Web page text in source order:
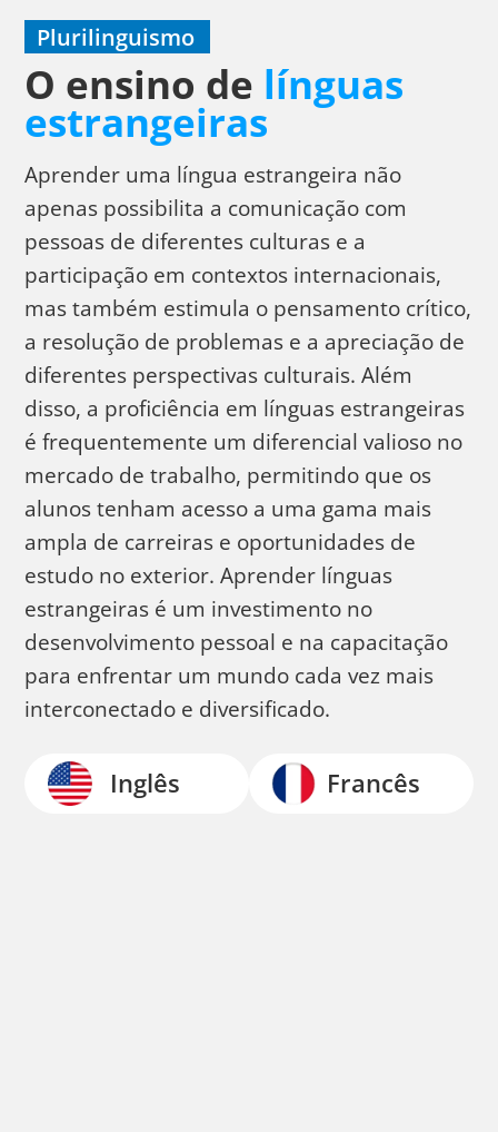
Plurilinguismo
O ensino de línguas
estrangeiras
Aprender uma língua estrangeira não
apenas possibilita a comunicação com
pessoas de diferentes culturas e a
participação em contextos internacionais,
mas também estimula o pensamento crítico,
a resolução de problemas e a apreciação de
diferentes perspectivas culturais. Além
disso, a proficiência em línguas estrangeiras
é frequentemente um diferencial valioso no
mercado de trabalho, permitindo que os
alunos tenham acesso a uma gama mais
ampla de carreiras e oportunidades de
estudo no exterior. Aprender línguas
estrangeiras é um investimento no
desenvolvimento pessoal e na capacitação
para enfrentar um mundo cada vez mais
interconectado e diversificado.
Inglês Francês